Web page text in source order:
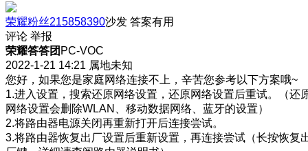
荣耀粉丝215858390沙发 答案有用
评论 举报
荣耀答答团 PC-VOC
2022-1-21 14:21 属地未知
您好，如果您是家庭网络连接不上，辛苦您参考以下方案哦~
1.进入设置，搜索还原网络设置，还原网络设置后重试。（还
网络设置会删除WLAN、移动数据网络、蓝牙的设置）
2.将路由器电源关闭再重新打开后连接尝试。
3.将路由器恢复出厂设置后重新设置，再连接尝试（长按恢复